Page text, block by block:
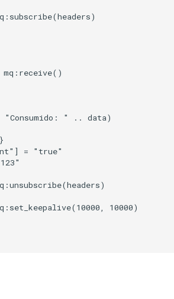
"Consumido: " .. data)
= "true"
10000)